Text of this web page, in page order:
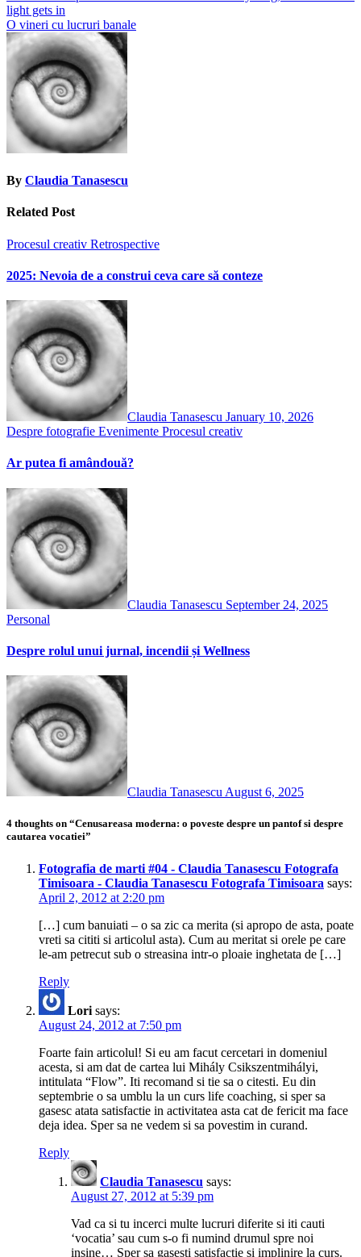
navigation
light gets in
O vineri cu lucruri banale
By Claudia Tanasescu
Related Post
Procesul creativ Retrospective
2025: Nevoia de a construi ceva care să conteze
Claudia Tanasescu January 10, 2026
Despre fotografie Evenimente Procesul creativ
Ar putea fi amândouă?
Claudia Tanasescu September 24, 2025
Personal
Despre rolul unui jurnal, incendii și Wellness
Claudia Tanasescu August 6, 2025
4 thoughts on “Cenusareasa moderna: o poveste despre un pantof si despre
cautarea vocatiei”
Fotografia de marti #04 - Claudia Tanasescu Fotografa
Timisoara - Claudia Tanasescu Fotografa Timisoara says:
April 2, 2012 at 2:20 pm
[…] cum banuiati – o sa zic ca merita (si apropo de asta, poate
vreti sa cititi si articolul asta). Cum au meritat si orele pe care
le-am petrecut sub o streasina intr-o ploaie inghetata de […]
Reply
Lori says:
August 24, 2012 at 7:50 pm
Foarte fain articolul! Si eu am facut cercetari in domeniul
acesta, si am dat de cartea lui Mihály Csikszentmihályi,
intitulata “Flow”. Iti recomand si tie sa o citesti. Eu din
septembrie o sa umblu la un curs life coaching, si sper sa
gasesc atata satisfactie in activitatea asta cat de fericit ma face
deja idea. Sper sa ne vedem si sa povestim in curand.
Reply
Claudia Tanasescu says:
August 27, 2012 at 5:39 pm
Vad ca si tu incerci multe lucruri diferite si iti cauti
‘vocatia’ sau cum s-o fi numind drumul spre noi
insine… Sper sa gasesti satisfactie si implinire la curs.